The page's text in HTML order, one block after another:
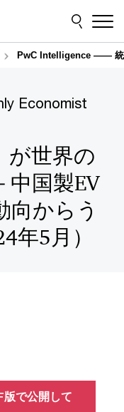
PwC Intelligence ―― 統
Economist
が世界の
中国製EV
向からう
年5月）
版で公開して